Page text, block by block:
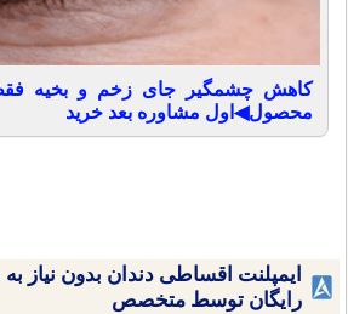
محصول◀اول مشاوره بعد خرید
ایمپلنت اقساطی دندان بدون نیاز
رایگان توسط متخصص